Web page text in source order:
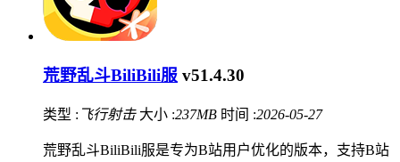
荒野乱斗BiliBili服 v51.4.30
类型 : 飞行射击 大小 :237MB 时间 :2026-05-27
荒野乱斗BiliBili服是专为B站用户优化的版本，支持B站